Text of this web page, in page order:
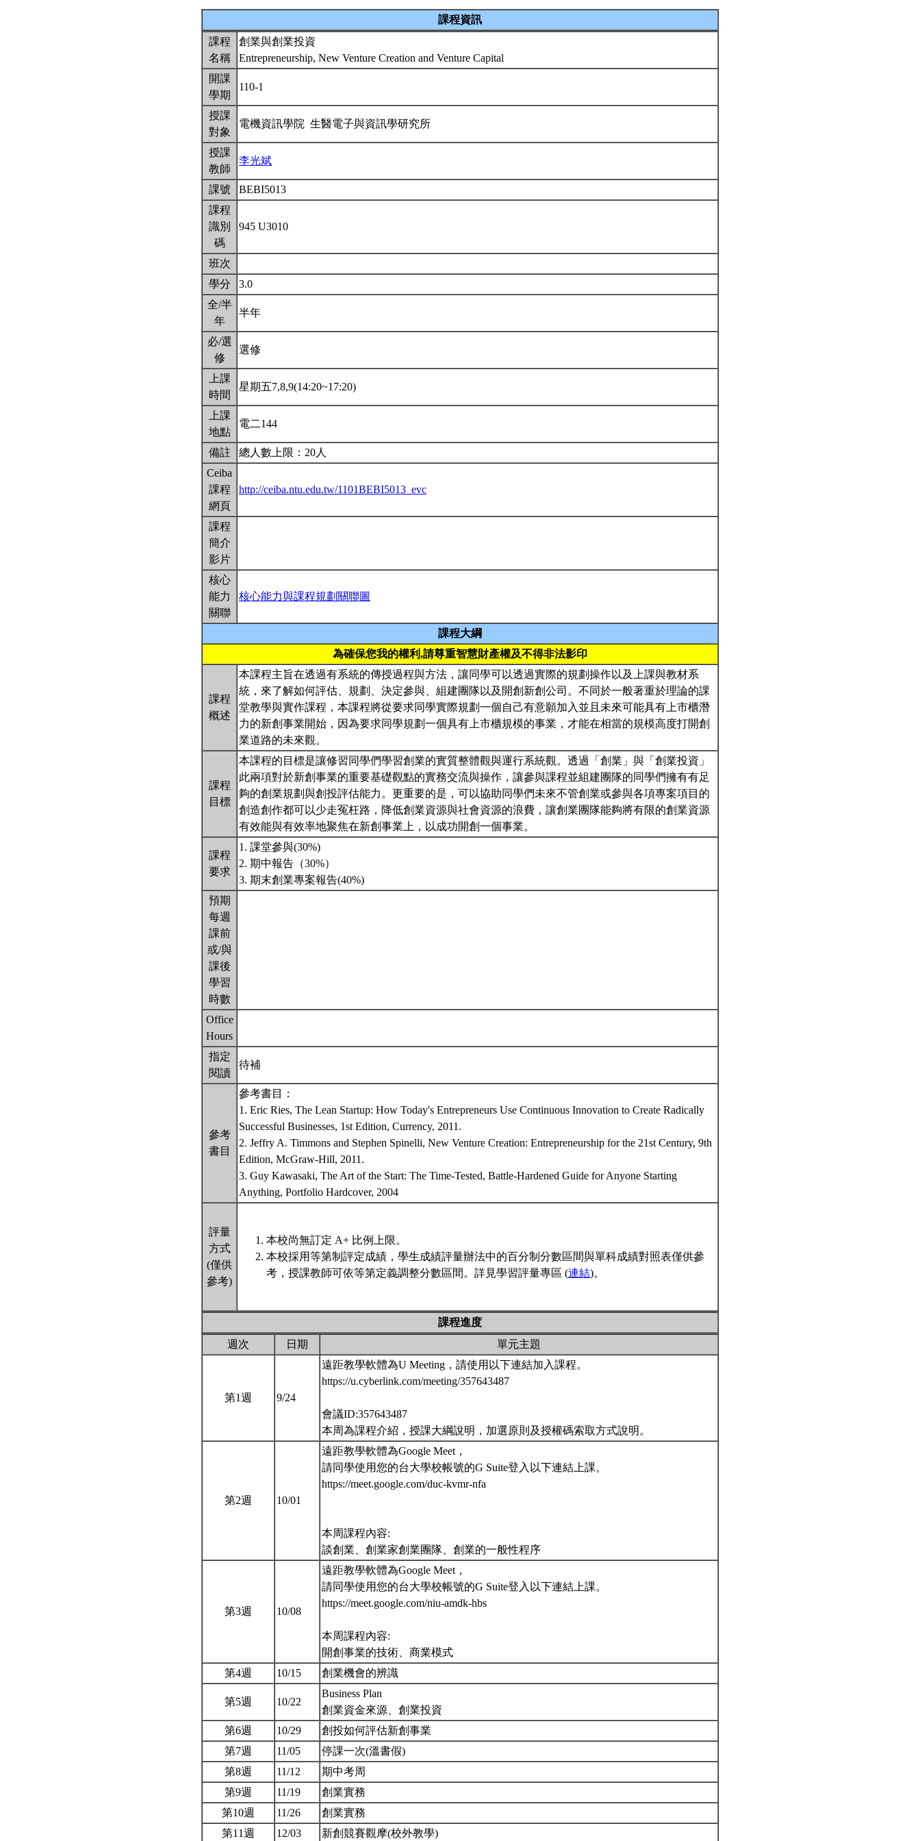
課程資訊
課程
名稱
創業與創業投資
Entrepreneurship, New Venture Creation and Venture Capital
開課
學期
110-1
授課
對象
電機資訊學院 生醫電子與資訊學研究所
授課
教師
李光斌
課號
BEBI5013
課程
識別
碼
945 U3010
班次
學分
3.0
全/半
年
半年
必/選
修
選修
上課
時間
星期五7,8,9(14:20~17:20)
上課
地點
電二144
備註
總人數上限：20人
Ceiba
課程
網頁
http://ceiba.ntu.edu.tw/1101BEBI5013_evc
課程
簡介
影片
核心
能力
關聯
核心能力與課程規劃關聯圖
課程大綱
為確保您我的權利,請尊重智慧財產權及不得非法影印
課程
概述
本課程主旨在透過有系統的傳授過程與方法，讓同學可以透過實際的規劃操作以及上課與教材系
統，來了解如何評估、規劃、決定參與、組建團隊以及開創新創公司。不同於一般著重於理論的課
堂教學與實作課程，本課程將從要求同學實際規劃一個自己有意願加入並且未來可能具有上市櫃潛
力的新創事業開始，因為要求同學規劃一個具有上市櫃規模的事業，才能在相當的規模高度打開創
業道路的未來觀。
課程
目標
本課程的目標是讓修習同學們學習創業的實質整體觀與運行系統觀。透過「創業」與「創業投資」
此兩項對於新創事業的重要基礎觀點的實務交流與操作，讓參與課程並組建團隊的同學們擁有有足
夠的創業規劃與創投評估能力。更重要的是，可以協助同學們未來不管創業或參與各項專案項目的
創造創作都可以少走冤枉路，降低創業資源與社會資源的浪費，讓創業團隊能夠將有限的創業資源
有效能與有效率地聚焦在新創事業上，以成功開創一個事業。
課程
要求
1. 課堂參與(30%)
2. 期中報告（30%）
3. 期末創業專案報告(40%)
預期
每週
課前
或/與
課後
學習
時數
Office
Hours
指定
閱讀
待補
參考
書目
參考書目：
1. Eric Ries, The Lean Startup: How Today's Entrepreneurs Use Continuous Innovation to Create Radically
Successful Businesses, 1st Edition, Currency, 2011.
2. Jeffry A. Timmons and Stephen Spinelli, New Venture Creation: Entrepreneurship for the 21st Century, 9th
Edition, McGraw-Hill, 2011.
3. Guy Kawasaki, The Art of the Start: The Time-Tested, Battle-Hardened Guide for Anyone Starting
Anything, Portfolio Hardcover, 2004
評量
方式
(僅供
參考)
本校尚無訂定 A+ 比例上限。
本校採用等第制評定成績，學生成績評量辦法中的百分制分數區間與單科成績對照表僅供參
考，授課教師可依等第定義調整分數區間。詳見學習評量專區 (連結)。
課程進度
週次
日期 單元主題
第1週 9/24
遠距教學軟體為U Meeting，請使用以下連結加入課程。
https://u.cyberlink.com/meeting/357643487
會議ID:357643487
本周為課程介紹，授課大綱說明，加選原則及授權碼索取方式說明。
第2週 10/01
遠距教學軟體為Google Meet，
請同學使用您的台大學校帳號的G Suite登入以下連結上課。
https://meet.google.com/duc-kvmr-nfa
本周課程內容:
談創業、創業家創業團隊、創業的一般性程序
第3週 10/08
遠距教學軟體為Google Meet，
請同學使用您的台大學校帳號的G Suite登入以下連結上課。
https://meet.google.com/niu-amdk-hbs
本周課程內容:
開創事業的技術、商業模式
第4週
10/15 創業機會的辨識
第5週 10/22
Business Plan
創業資金來源、創業投資
第6週
10/29
創投如何評估新創事業
第7週
11/05
停課一次(溫書假)
第8週
11/12
期中考周
第9週
11/19
創業實務
第10週
11/26
創業實務
第11週
12/03 新創競賽觀摩(校外教學)